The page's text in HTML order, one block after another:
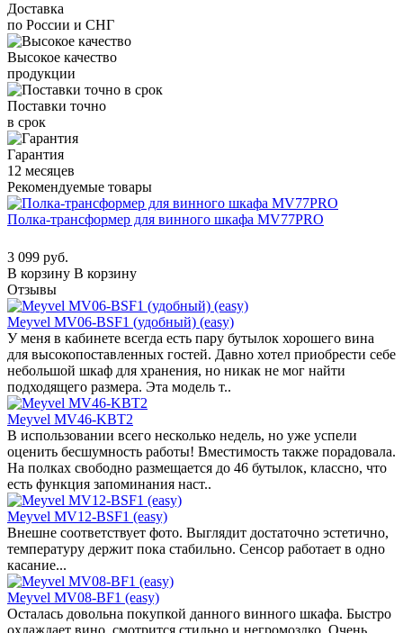
Доставка
по России и СНГ
Высокое качество
продукции
Поставки точно
в срок
Гарантия
12 месяцев
Рекомендуемые товары
Полка-трансформер для винного шкафа MV77PRO
3 099 руб.
В корзину В корзину
Отзывы
Meyvel MV06-BSF1 (удобный) (easy)
У меня в кабинете всегда есть пару бутылок хорошего вина
для высокопоставленных гостей. Давно хотел приобрести себе
небольшой шкаф для хранения, но никак не мог найти
подходящего размера. Эта модель т..
Meyvel MV46-KBT2
В использовании всего несколько недель, но уже успели
оценить бесшумность работы! Вместимость также порадовала.
На полках свободно размещается до 46 бутылок, классно, что
есть функция запоминания наст..
Meyvel MV12-BSF1 (easy)
Внешне соответствует фото. Выглядит достаточно эстетично,
температуру держит пока стабильно. Сенсор работает в одно
касание...
Meyvel MV08-BF1 (easy)
Осталась довольна покупкой данного винного шкафа. Быстро